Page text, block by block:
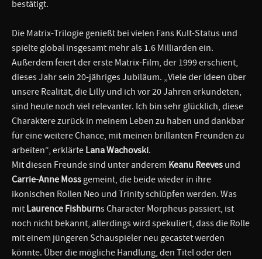
bestätigt.
Die Matrix-Trilogie genießt bei vielen Fans Kult-Status und
spielte global insgesamt mehr als 1.6 Milliarden ein.
Außerdem feiert der erste Matrix-Film, der 1999 erschient,
dieses Jahr sein 20-jähriges Jubiläum. „Viele der Ideen über
unsere Realität, die Lilly und ich vor 20 Jahren erkundeten,
sind heute noch viel relevanter. Ich bin sehr glücklich, diese
Charaktere zurück in meinem Leben zu haben und dankbar
für eine weitere Chance, mit meinen brillanten Freunden zu
arbeiten“, erklärte Lana Wachovski.
Mit diesen Freunde sind unter anderem Keanu Reeves und
Carrie-Anne Moss gemeint, die beide wieder in ihre
ikonischen Rollen Neo und Trinity schlüpfen werden. Was
mit Laurence Fishburns Character Morpheus passiert, ist
noch nicht bekannt, allerdings wird spekuliert, dass die Rolle
mit einem jüngeren Schauspieler neu gecastet werden
könnte. Über die mögliche Handlung, den Titel oder den